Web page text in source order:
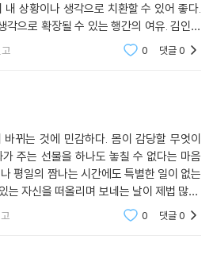
상황이나 생각으로 치환할 수 있어 좋다.
각으로 확장될 수 있는 행간의 여유. 김인자
글을 처음 접한 것은 페이스북을 통해서였
0 댓글0
뀌는 것에 민감하다. 몸이 감당할 무엇이
주는 선물을 하나도 놓칠 수 없다는 마음
평일의 짬나는 시간에도 특별한 일이 없는
는 자신을 떠올리며 보네는 날이 제법 많다.
0 댓글0